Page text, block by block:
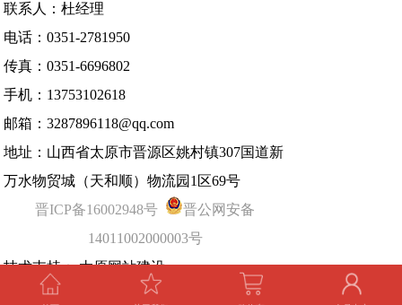
联系人：杜经理
电话：0351-2781950
传真：0351-6696802
手机：13753102618
邮箱：3287896118@qq.com
地址：山西省太原市晋源区姚村镇307国道新
万水物贸城（天和顺）物流园1区69号
晋ICP备16002948号
晋公网安备
14011002000003号
技术支持：太原网站建设